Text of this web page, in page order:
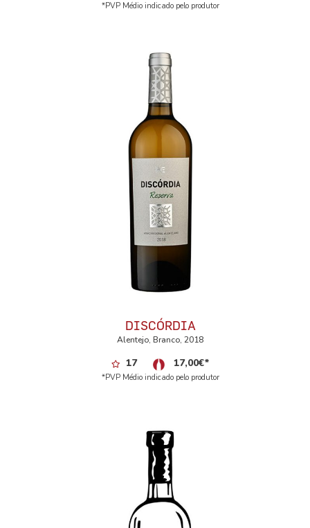
*PVP Médio indicado pelo produtor
DISCÓRDIA
Alentejo, Branco, 2018
17 17,00€*
*PVP Médio indicado pelo produtor